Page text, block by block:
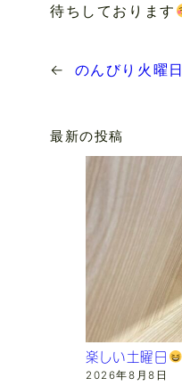
待ちしております
← のんびり火曜日
最新の投稿
楽しい土曜日
2026年8月8日